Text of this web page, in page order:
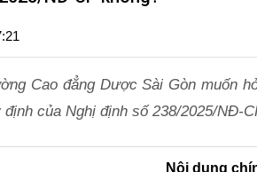
Cao đẳng Dược Sài Gòn muốn
của Nghị định số 238/2025/NĐ-
Nội dung